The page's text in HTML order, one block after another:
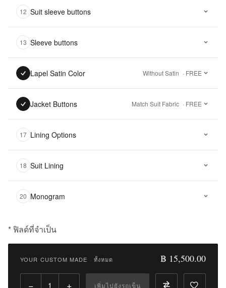
12 Suit sleeve buttons
13 Sleeve buttons
Lapel Satin Color Without Satin · FREE
Jacket Buttons Match Suit Fabric · FREE
17 Lining Options
18 Suit Lining
20 Monogram
* ฟิลด์ที่จำเป็น
฿
Qty:
YOUR CUSTOM MADE · ทั้งหมด ฿ 15,500.00
− + เพิ่มไปยังรถเข็น